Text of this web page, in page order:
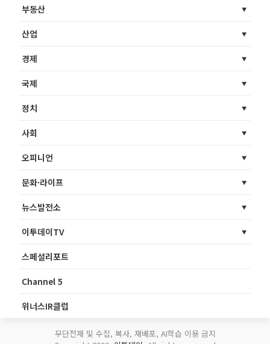
부동산
산업
경제
국제
정치
사회
오피니언
문화·라이프
뉴스발전소
이투데이TV
스페셜리포트
Channel 5
위너스IR클럽
무단전재 및 수집, 복사, 재배포, AI학습 이용 금지